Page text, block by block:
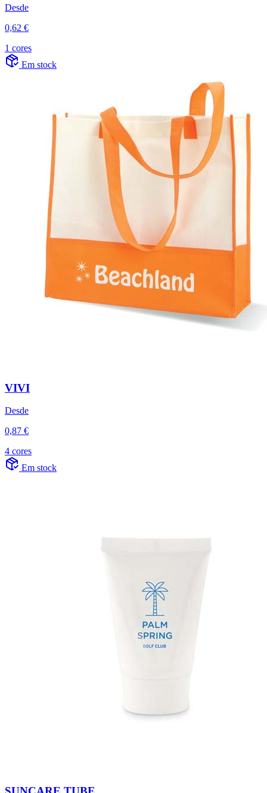
Desde
0,62 €
1 cores
Em stock
VIVI
Desde
0,87 €
4 cores
Em stock